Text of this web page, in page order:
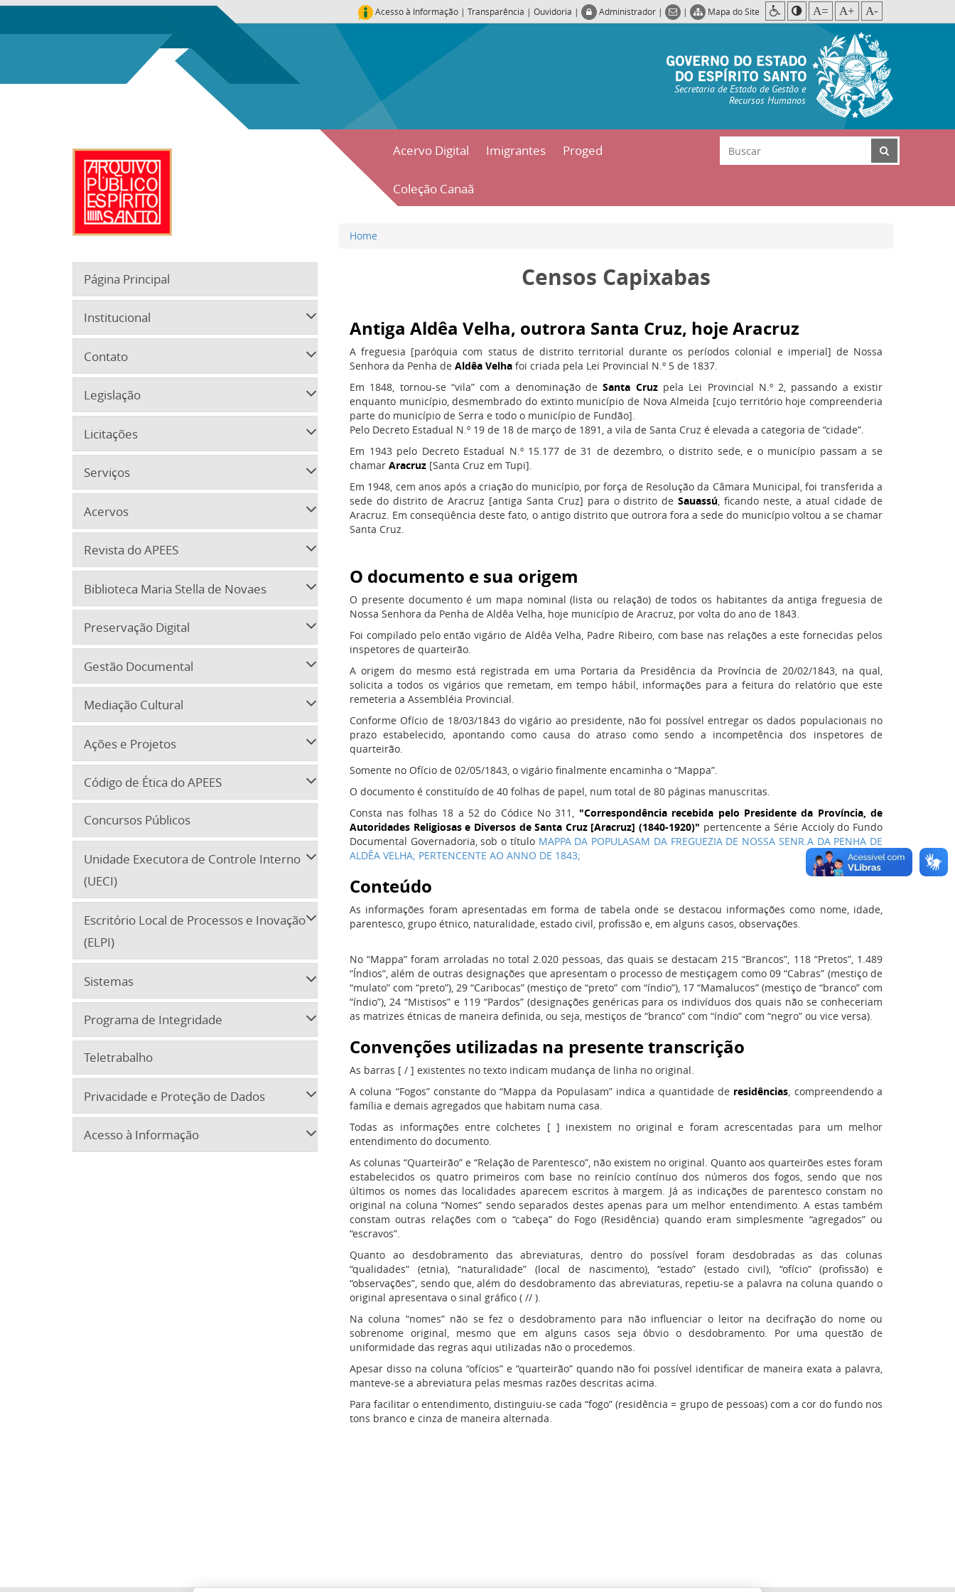
Acesso à Informação | Transparência | Ouvidoria | Administrador | | Mapa do Site A= A+ A-
Secretaria de Estado de Gestão e
Recursos Humanos
Acervo Digital Imigrantes Proged
Coleção Canaã
Página Principal
Institucional
Contato
Legislação
Licitações
Serviços
Acervos
Revista do APEES
Biblioteca Maria Stella de Novaes
Preservação Digital
Gestão Documental
Mediação Cultural
Ações e Projetos
Código de Ética do APEES
Concursos Públicos
Unidade Executora de Controle Interno
(UECI)
Escritório Local de Processos e Inovação
(ELPI)
Sistemas
Programa de Integridade
Teletrabalho
Privacidade e Proteção de Dados
Acesso à Informação
Home
Censos Capixabas
Antiga Aldêa Velha, outrora Santa Cruz, hoje Aracruz
A freguesia [paróquia com status de distrito territorial durante os períodos colonial e imperial] de Nossa
Senhora da Penha de Aldêa Velha foi criada pela Lei Provincial N.º 5 de 1837.
Em 1848, tornou-se “vila” com a denominação de Santa Cruzpela Lei Provincial N.º 2, passando a existir
enquanto município, desmembrado do extinto município de Nova Almeida [cujo território hoje compreenderia
parte do município de Serra e todo o município de Fundão].
Pelo Decreto Estadual N.º 19 de 18 de março de 1891, a vila de Santa Cruz é elevada a categoria de “cidade”.
Em 1943 pelo Decreto Estadual N.º 15.177 de 31 de dezembro, o distrito sede, e o município passam a se
chamar Aracruz [Santa Cruz em Tupi].
Em 1948, cem anos após a criação do município, por força de Resolução da Câmara Municipal, foi transferida a
sede do distrito de Aracruz [antiga Santa Cruz] para o distrito deSauassú, ficando neste, a atual cidade de
Aracruz. Em conseqüência deste fato, o antigo distrito que outrora fora a sede do município voltou a se chamar
Santa Cruz.
O documento e sua origem
O presente documento é um mapa nominal (lista ou relação) de todos os habitantes da antiga freguesia de
Nossa Senhora da Penha de Aldêa Velha, hoje município de Aracruz, por volta do ano de 1843.
Foi compilado pelo então vigário de Aldêa Velha, Padre Ribeiro, com base nas relações a este fornecidas pelos
inspetores de quarteirão.
A origem do mesmo está registrada em uma Portaria da Presidência da Província de 20/02/1843, na qual,
solicita a todos os vigários que remetam, em tempo hábil, informações para a feitura do relatório que este
remeteria a Assembléia Provincial.
Conforme Ofício de 18/03/1843 do vigário ao presidente, não foi possível entregar os dados populacionais no
prazo estabelecido, apontando como causa do atraso como sendo a incompetência dos inspetores de
quarteirão.
Somente no Ofício de 02/05/1843, o vigário finalmente encaminha o “Mappa”.
O documento é constituído de 40 folhas de papel, num total de 80 páginas manuscritas.
Consta nas folhas 18 a 52 do Códice No 311, "Correspondência recebida pelo Presidente da Província, de
Autoridades Religiosas e Diversos de Santa Cruz [Aracruz] (1840-1920)" pertencente a Série Accioly do Fundo
Documental Governadoria, sob o título MAPPA DA POPULASAM DA FREGUEZIA DE NOSSA SENR.A DA PENHA DE
ALDÊA VELHA; PERTENCENTE AO ANNO DE 1843;
Conteúdo
As informações foram apresentadas em forma de tabela onde se destacou informações como nome, idade,
parentesco, grupo étnico, naturalidade, estado civil, profissão e, em alguns casos, observações.
No “Mappa” foram arroladas no total 2.020 pessoas, das quais se destacam 215 “Brancos”, 118 “Pretos”, 1.489
“Índios”, além de outras designações que apresentam o processo de mestiçagem como 09 “Cabras” (mestiço de
“mulato” com “preto”), 29 “Caribocas” (mestiço de “preto” com “índio”), 17 “Mamalucos” (mestiço de “branco” com
“índio”), 24 “Mistisos” e 119 “Pardos” (designações genéricas para os indivíduos dos quais não se conheceriam
as matrizes étnicas de maneira definida, ou seja, mestiços de “branco” com “índio” com “negro” ou vice versa).
Convenções utilizadas na presente transcrição
As barras [ / ] existentes no texto indicam mudança de linha no original.
A coluna “Fogos” constante do “Mappa da Populasam” indica a quantidade de residências, compreendendo a
família e demais agregados que habitam numa casa.
Todas as informações entre colchetes [ ] inexistem no original e foram acrescentadas para um melhor
entendimento do documento.
As colunas “Quarteirão” e “Relação de Parentesco”, não existem no original. Quanto aos quarteirões estes foram
estabelecidos os quatro primeiros com base no reinício contínuo dos números dos fogos, sendo que nos
últimos os nomes das localidades aparecem escritos à margem. Já as indicações de parentesco constam no
original na coluna “Nomes” sendo separados destes apenas para um melhor entendimento. A estas também
constam outras relações com o “cabeça” do Fogo (Residência) quando eram simplesmente “agregados” ou
“escravos”.
Quanto ao desdobramento das abreviaturas, dentro do possível foram desdobradas as das colunas
“qualidades” (etnia), “naturalidade” (local de nascimento), “estado” (estado civil), “ofício” (profissão) e
“observações”, sendo que, além do desdobramento das abreviaturas, repetiu-se a palavra na coluna quando o
original apresentava o sinal gráfico ( // ).
Na coluna “nomes” não se fez o desdobramento para não influenciar o leitor na decifração do nome ou
sobrenome original, mesmo que em alguns casos seja óbvio o desdobramento. Por uma questão de
uniformidade das regras aqui utilizadas não o procedemos.
Apesar disso na coluna “ofícios” e “quarteirão” quando não foi possível identificar de maneira exata a palavra,
manteve-se a abreviatura pelas mesmas razões descritas acima.
Para facilitar o entendimento, distinguiu-se cada “fogo” (residência = grupo de pessoas) com a cor do fundo nos
tons branco e cinza de maneira alternada.